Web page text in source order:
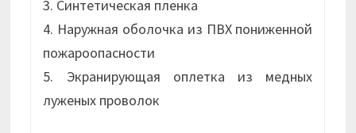
3. Синтетическая пленка
4. Наружная оболочка из ПВХ пониженной
пожароопасности
5. Экранирующая оплетка из медных
луженых проволок